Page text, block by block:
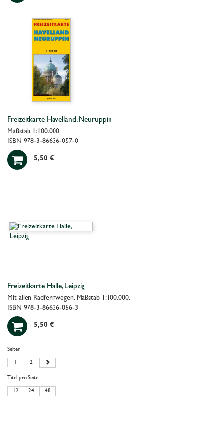
Freizeitkarte Havelland, Neuruppin
Maßstab 1:100.000
ISBN 978-3-86636-057-0
 5,50 €
Freizeitkarte Halle, Leipzig
Mit allen Radfernwegen. Maßstab 1:100.000.
ISBN 978-3-86636-056-3
 5,50 €
Seiten
1 2
Titel pro Seite
12 24 48